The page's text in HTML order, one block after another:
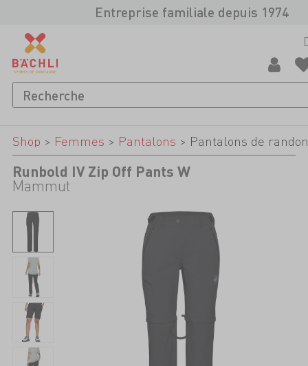
Entreprise familiale depuis 1974
Shop > Femmes > Pantalons > Pantalons de
Runbold IV Zip Off Pants W
Mammut